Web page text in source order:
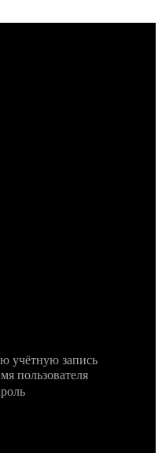
учётную запись
пользователя